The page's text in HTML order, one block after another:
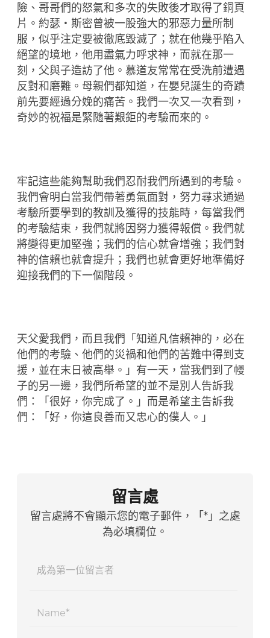
險、哥哥們的怒氣和多次的失敗後才取得了銅頁
片。約瑟‧斯密曾被一股強大的邪惡力量所制
服，似乎注定要被徹底毀滅了；就在他幾乎陷入
絕望的境地，他用盡氣力呼求神，而就在那一
刻，父與子造訪了他。慕道友常常在受洗前遭遇
反對和磨難。母親們都知道，在嬰兒誕生的奇蹟
前先要經過分娩的痛苦。我們一次又一次看到，
奇妙的祝福是緊隨著艱鉅的考驗而來的。
牢記這些能夠幫助我們忍耐我們所遇到的考驗。
我們會明白當我們帶著勇氣面對，努力尋求通過
考驗所要學到的教訓及獲得的技能時，每當我們
的考驗結束，我們就將因努力獲得報償。我們就
將變得更加堅強；我們的信心就會增強；我們對
神的信賴也就會提升；我們也就會更好地準備好
迎接我們的下一個階段。
天父愛我們，而且我們「知道凡信賴神的，必在
他們的考驗、他們的災禍和他們的苦難中得到支
援，並在末日被高舉。」有一天，當我們到了幔
子的另一邊，我們所希望的並不是別人告訴我
們：「很好，你完成了。」而是希望主告訴我
們：「好，你這良善而又忠心的僕人。」
留言處
留言處將不會顯示您的電子郵件，「*」之處
為必填欄位。